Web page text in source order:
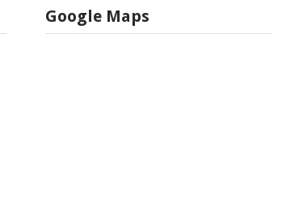
Google Maps